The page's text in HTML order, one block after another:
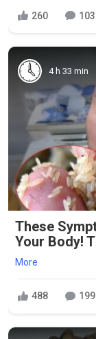
260 103
4 h 33 min
These
Your Body!
More
488 199